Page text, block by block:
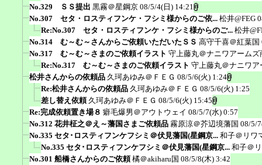
No.329 ＳＳ提出 黒霧＠星鋼京 08/5/4(日) 14:21
No.307 セタ・ロスティフンケ・フシミ様からのご依... 松井@FEG
Re:No.307 セタ・ロスティフンケ・フシミ様からのご... 松井
No.314 む～む～さんからご依頼いただいたＳＳ 高守千喜＠紅葉国
No.317 む～む～さまのご依頼イラスト 守上藤丸＠ナニワアームズ
Re:No.317 む～む～さまのご依頼イラスト 守上藤丸＠ナニワア
松井さんからの依頼品 久珂あゆみ＠ＦＥＧ 08/5/6(火) 1:24
Re:松井さんからの依頼品 久珂あゆみ＠ＦＥＧ 08/5/6(火) 1:25
差し替え依頼 久珂あゆみ＠ＦＥＧ 08/5/6(火) 15:45
Re:完成依頼置き場８ 癖毛爆男＠アウトウェイ 08/5/7(水) 0:57
No.312 花井柾之＠え～藩国さまご依頼品 霧原涼＠芥辺境藩国 08/5/
No.335 セタ･ロスティフンケフシミ＠伏見藩国(星鋼京... 和子＠リワ
No.335 セタ･ロスティフンケフシミ＠伏見藩国(星鋼京... 和子＠
No.301 船橋さんからのご依頼 橘＠akiharu国 08/5/8(木) 3:42